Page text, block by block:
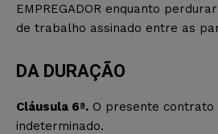
EMPREGADOR enquanto
de trabalho assinado entre as
DA DURAÇÃO
Cláusula 6ª. O presente
indeterminado.